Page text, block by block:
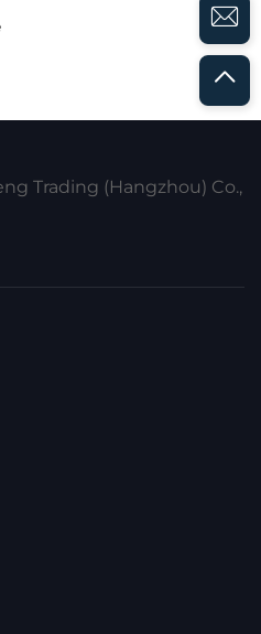
Trading (Hangzhou) Co.,